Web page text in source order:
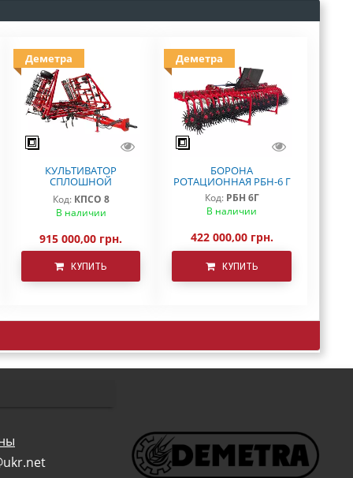
Деметра
КУЛЬТИВАТОР
СПЛОШНОЙ
ОБРАБОТКИ КПСО-8
ДЕМЕТРА
Код: КПСО 8
В наличии
915 000,00 грн.
КУПИТЬ
Деметра
БОРОНА
РОТАЦИОННАЯ РБН-6 Г
Код: РБН 6Г
В наличии
422 000,00 грн.
КУПИТЬ
kr.net